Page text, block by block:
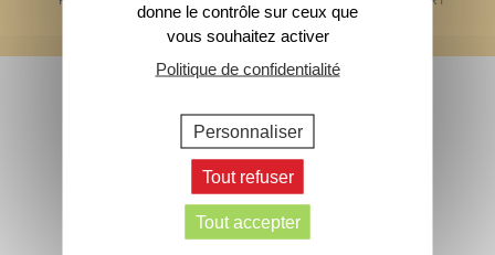
> Inscrivez-vous
Contactez-nous
donne le contrôle sur ceux que
vous souhaitez activer
Politique de confidentialité
Personnaliser
Tout refuser
Tout accepter